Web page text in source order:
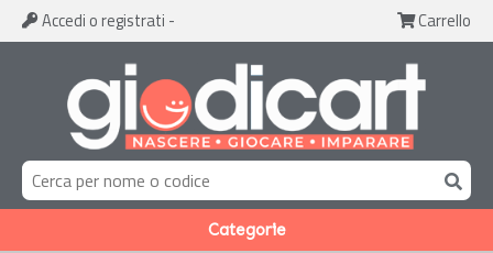
Accedi o registrati - Carrello
Categorie